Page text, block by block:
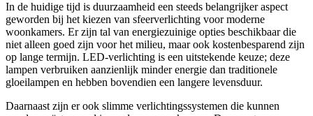
In de huidige tijd is duurzaamheid een steeds belangrijker aspect
geworden bij het kiezen van sfeerverlichting voor moderne
woonkamers. Er zijn tal van energiezuinige opties beschikbaar die
niet alleen goed zijn voor het milieu, maar ook kostenbesparend zijn
op lange termijn. LED-verlichting is een uitstekende keuze; deze
lampen verbruiken aanzienlijk minder energie dan traditionele
gloeilampen en hebben bovendien een langere levensduur.
Daarnaast zijn er ook slimme verlichtingssystemen die kunnen